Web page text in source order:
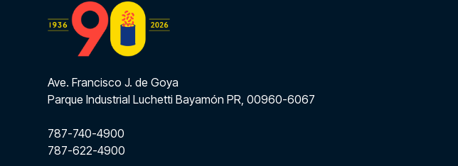
Ave. Francisco J. de Goya
Parque Industrial Luchetti Bayamón PR, 00960-6067
787-740-4900
787-622-4900